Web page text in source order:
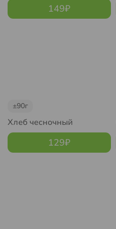
149₽
±90г
Хлеб чесночный
129₽